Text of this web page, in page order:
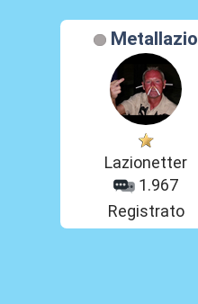
Metallazio
Lazionetter
1.967
Registrato